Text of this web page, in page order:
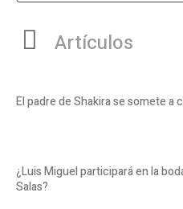
Artículos
El padre de Shakira se somete a
¿Luis Miguel participará en la
Salas?